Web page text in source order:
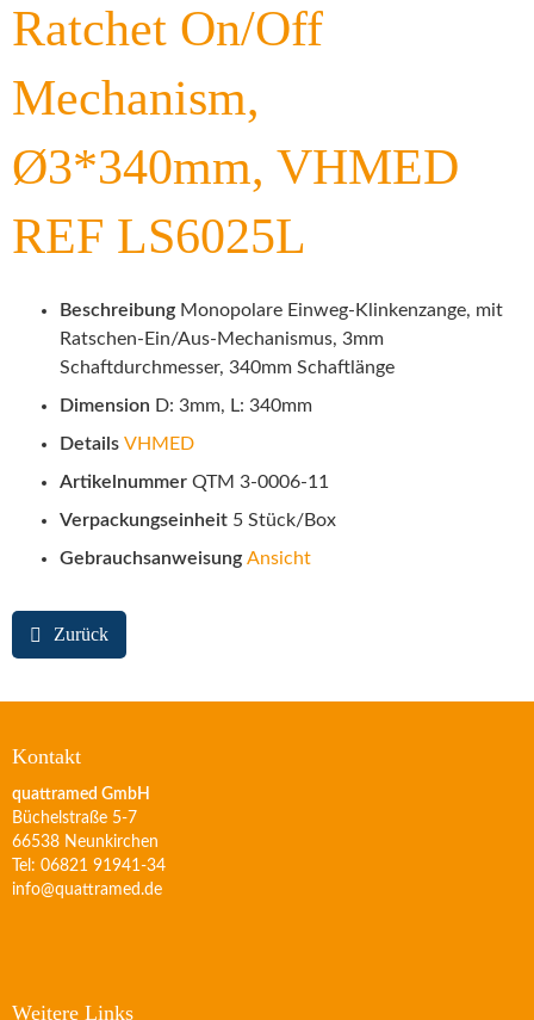
Ratchet On/Off
Mechanism,
Ø3*340mm, VHMED
REF LS6025L
Beschreibung Monopolare Einweg-Klinkenzange, mit
Ratschen-Ein/Aus-Mechanismus, 3mm
Schaftdurchmesser, 340mm Schaftlänge
Dimension D: 3mm, L: 340mm
Details VHMED
Artikelnummer QTM 3-0006-11
Verpackungseinheit 5 Stück/Box
Gebrauchsanweisung Ansicht
Zurück
Kontakt
quattramed GmbH
Büchelstraße 5-7
66538 Neunkirchen
Tel: 06821 91941-34
info@quattramed.de
Weitere Links